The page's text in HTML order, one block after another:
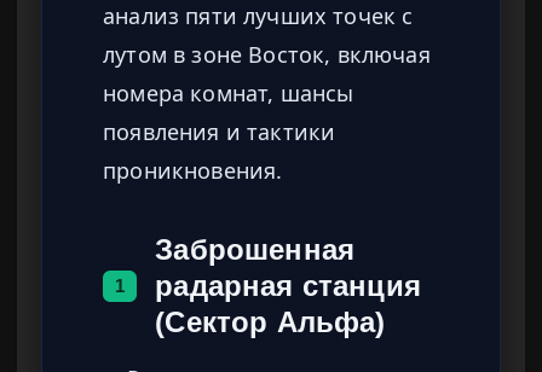
анализ пяти лучших точек с
лутом в зоне Восток, включая
номера комнат, шансы
появления и тактики
проникновения.
1
Заброшенная
радарная станция
(Сектор Альфа)